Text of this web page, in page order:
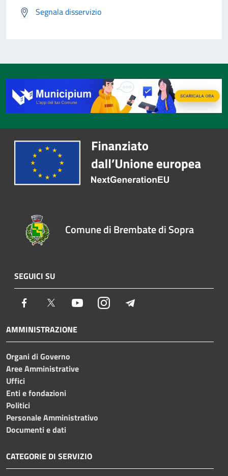
Segnala disservizio
Comune di Brembate di Sopra
SEGUICI SU
Facebook Twitter YoutubeInstagram
AMMINISTRAZIONE
Organi di Governo
Aree Amministrative
Uffici
Enti e fondazioni
Politici
Personale Amministrativo
Documenti e dati
CATEGORIE DI SERVIZIO